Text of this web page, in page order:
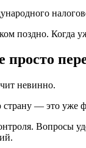
поздно. Когда
невинно.
— это уже
Вопросы